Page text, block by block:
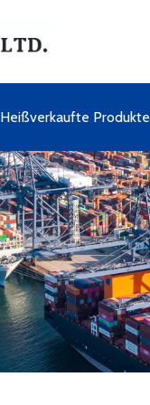
Heißverkaufte Produkte